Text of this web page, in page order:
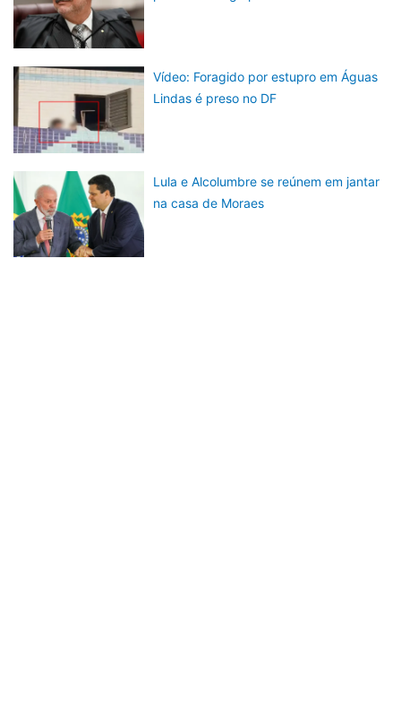
Vídeo: Foragido por estupro em Águas
Lindas é preso no DF
Lula e Alcolumbre se reúnem em jantar
na casa de Moraes